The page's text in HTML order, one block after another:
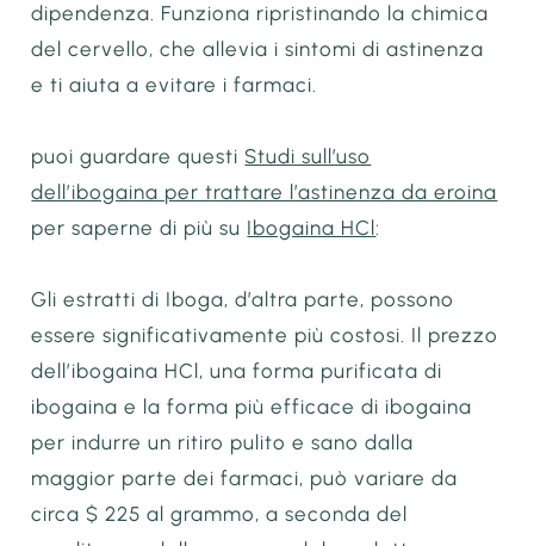
dipendenza. Funziona ripristinando la chimica
del cervello, che allevia i sintomi di astinenza
e ti aiuta a evitare i farmaci.
puoi guardare questi Studi sull’uso
dell’ibogaina per trattare l’astinenza da eroina
per saperne di più su Ibogaina HCl:
Gli estratti di Iboga, d’altra parte, possono
essere significativamente più costosi. Il prezzo
dell’ibogaina HCl, una forma purificata di
ibogaina e la forma più efficace di ibogaina
per indurre un ritiro pulito e sano dalla
maggior parte dei farmaci, può variare da
circa $ 225 al grammo, a seconda del